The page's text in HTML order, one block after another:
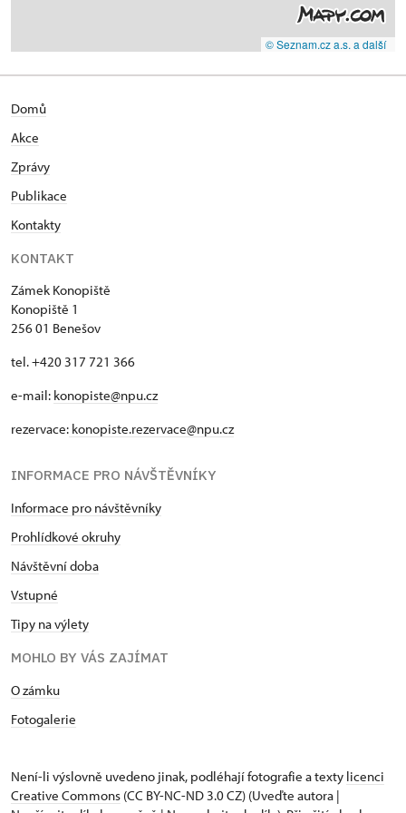
© Seznam.cz a.s. a další
Domů
Akce
Zprávy
Publikace
Kontakty
KONTAKT
Zámek Konopiště
Konopiště 1
256 01 Benešov
tel. +420 317 721 366
e-mail: konopiste@npu.cz
rezervace: konopiste.rezervace@npu.cz
INFORMACE PRO NÁVŠTĚVNÍKY
Informace pro návštěvníky
Prohlídkové okruhy
Návštěvní doba
Vstupné
Tipy na výlety
MOHLO BY VÁS ZAJÍMAT
O zámku
Fotogalerie
Není-li výslovně uvedeno jinak, podléhají fotografie a texty licenci
Creative Commons (CC BY-NC-ND 3.0 CZ) (Uveďte autora |